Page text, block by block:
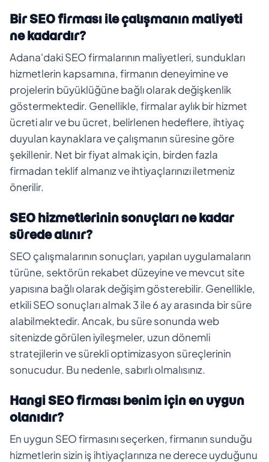
Bir SEO firması ile çalışmanın maliyeti
ne kadardır?
Adana'daki SEO firmalarının maliyetleri, sundukları
hizmetlerin kapsamına, firmanın deneyimine ve
projelerin büyüklüğüne bağlı olarak değişkenlik
göstermektedir. Genellikle, firmalar aylık bir hizmet
ücreti alır ve bu ücret, belirlenen hedeflere, ihtiyaç
duyulan kaynaklara ve çalışmanın süresine göre
şekillenir. Net bir fiyat almak için, birden fazla
firmadan teklif almanız ve ihtiyaçlarınızı iletmeniz
önerilir.
SEO hizmetlerinin sonuçları ne kadar
sürede alınır?
SEO çalışmalarının sonuçları, yapılan uygulamaların
türüne, sektörün rekabet düzeyine ve mevcut site
yapısına bağlı olarak değişim gösterebilir. Genellikle,
etkili SEO sonuçları almak 3 ile 6 ay arasında bir süre
alabilmektedir. Ancak, bu süre sonunda web
sitenizde görülen iyileşmeler, uzun dönemli
stratejilerin ve sürekli optimizasyon süreçlerinin
sonucudur. Bu nedenle, sabırlı olmalısınız.
Hangi SEO firması benim için en uygun
olanıdır?
En uygun SEO firmasını seçerken, firmanın sunduğu
hizmetlerin sizin iş ihtiyaçlarınıza ne derece uyduğunu